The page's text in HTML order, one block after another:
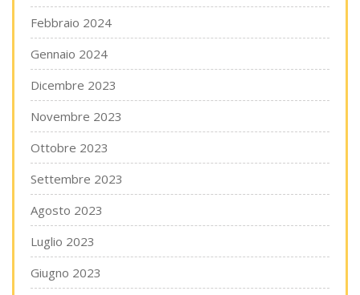
Febbraio 2024
Gennaio 2024
Dicembre 2023
Novembre 2023
Ottobre 2023
Settembre 2023
Agosto 2023
Luglio 2023
Giugno 2023